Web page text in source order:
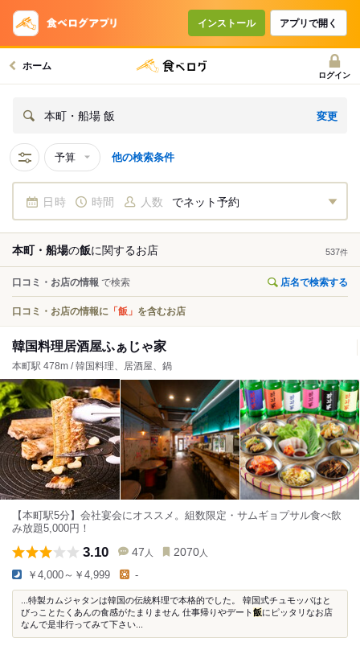
インストール アプリで開く
ホーム
ログイン
本町・船場 飯 変更
予算 他の検索条件
日時 時間 人数 でネット予約
本町・船場の飯に関するお店 537件
口コミ・お店の情報 で検索 店名で検索する
口コミ・お店の情報に 「飯」 を含むお店
韓国料理居酒屋ふぁじゃ家
本町駅 478m / 韓国料理、居酒屋、鍋
【本町駅5分】会社宴会にオススメ。組数限定・サムギョプサル食べ飲
み放題5,000円！
3.10 47 人 2070 人
￥4,000～￥4,999 -
...特製カムジャタンは韓国の伝統料理で本格的でした。 韓国式チュモッパはと
びっことたくあんの食感がたまりません 仕事帰りやデート飯にピッタリなお店
なんで是非行ってみて下さい...